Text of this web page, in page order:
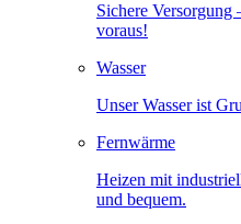
Sichere
voraus!
Wasser
Unser Wasser ist
Fernwärme
Heizen mit
und bequem.